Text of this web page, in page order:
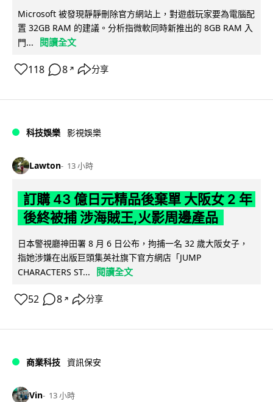
Microsoft 被發現靜靜刪除官方網站上，對遊戲玩家要為電腦配
置 32GB RAM 的建議。分析指微軟同時新推出的 8GB RAM 入
門...
閱讀全文
118 8 ↗ 分享
科技娛樂 影視娛樂
Lawton 13 小時
訂購 43 億日元精品後棄單 大阪女 2 年
後終被捕 涉海賊王,火影周邊產品
日本警視廳神田署 8 月 6 日公布，拘捕一名 32 歲大阪女子，
指她涉嫌在出版巨頭集英社旗下官方網店「JUMP
CHARACTERS ST...
閱讀全文
52 8 ↗ 分享
商業科技 資訊保安
Vin 13 小時